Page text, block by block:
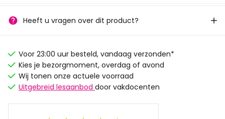
Heeft u vragen over dit product?
Voor 23:00 uur besteld, vandaag verzonden*
Kies je bezorgmoment, overdag of avond
Wij tonen onze actuele voorraad
Uitgebreid lesaanbod door vakdocenten